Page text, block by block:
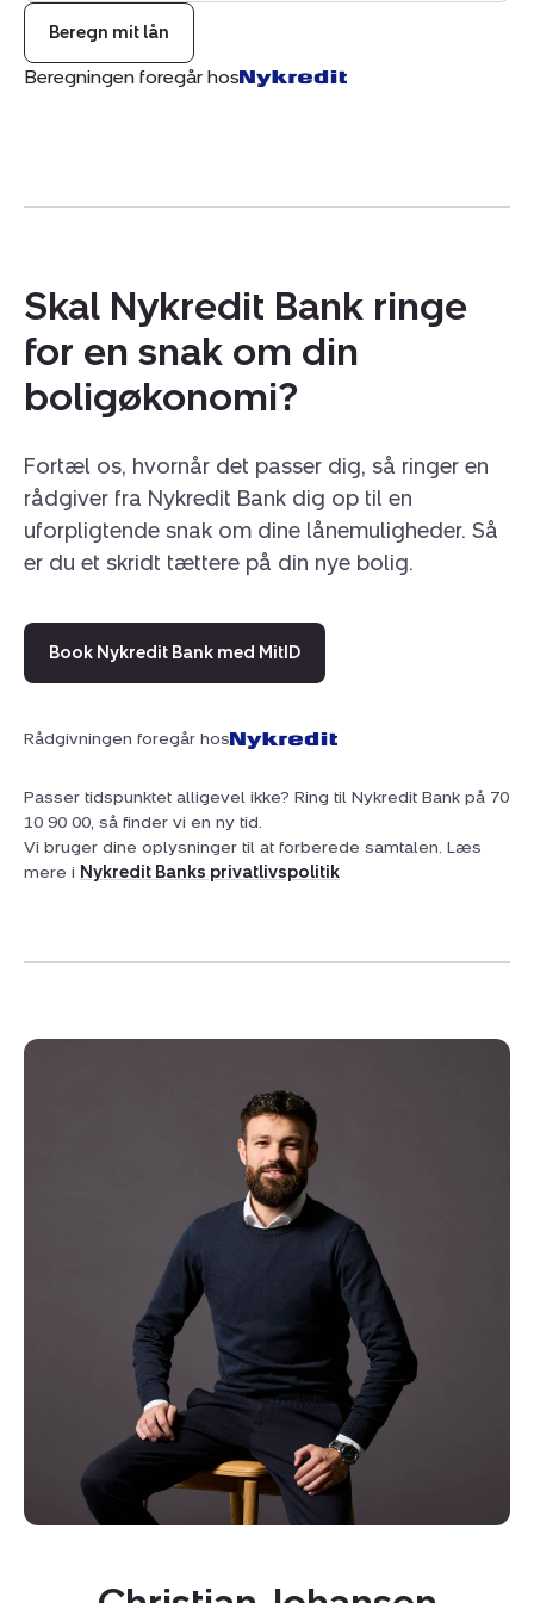
https://www.nybolig.dk/ejendomsmaeglere/
hvidovre
Beregn mit lån
Beregningen foregår hos
Skal Nykredit Bank ringe
for en snak om din
boligøkonomi?
Fortæl os, hvornår det passer dig, så ringer en
rådgiver fra Nykredit Bank dig op til en
uforpligtende snak om dine lånemuligheder. Så
er du et skridt tættere på din nye bolig.
Book Nykredit Bank med MitID
Rådgivningen foregår hos
Passer tidspunktet alligevel ikke? Ring til Nykredit Bank på 70
10 90 00, så finder vi en ny tid.
Vi bruger dine oplysninger til at forberede samtalen. Læs
mere i Nykredit Banks privatlivspolitik